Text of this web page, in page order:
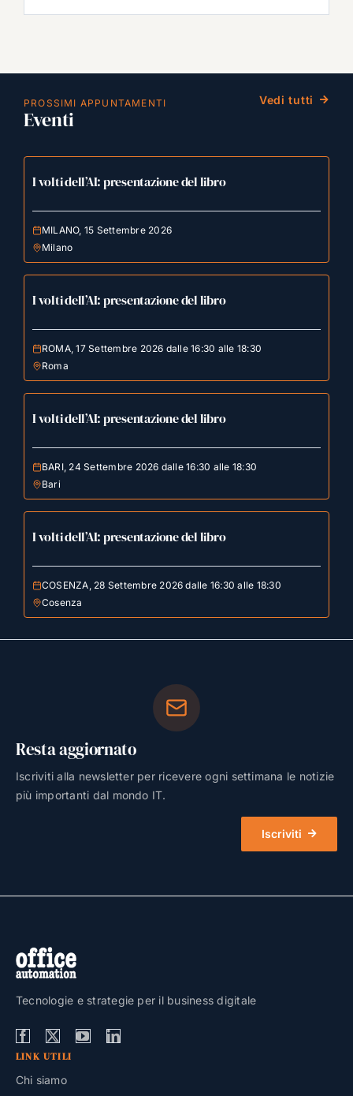
PROSSIMI APPUNTAMENTI
Eventi
Vedi tutti
I volti dell’AI: presentazione del libro
MILANO, 15 Settembre 2026
Milano
I volti dell’AI: presentazione del libro
ROMA, 17 Settembre 2026 dalle 16:30 alle 18:30
Roma
I volti dell’AI: presentazione del libro
BARI, 24 Settembre 2026 dalle 16:30 alle 18:30
Bari
I volti dell’AI: presentazione del libro
COSENZA, 28 Settembre 2026 dalle 16:30 alle 18:30
Cosenza
Resta aggiornato
Iscriviti alla newsletter per ricevere ogni settimana le notizie
più importanti dal mondo IT.
Iscriviti
Tecnologie e strategie per il business digitale
LINK UTILI
Chi siamo